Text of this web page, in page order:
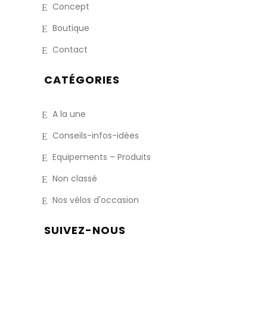
Concept
Boutique
Contact
CATÉGORIES
A la une
Conseils-infos-idées
Equipements – Produits
Non classé
Nos vélos d'occasion
SUIVEZ-NOUS